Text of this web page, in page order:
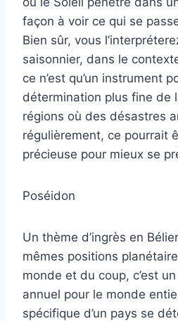
façon à voir ce qui se
Bien sûr, vous
saisonnier, dans le
ce n’est qu’un instrument
détermination plus fine de
régions où des désastres
régulièrement, ce pourrait
précieuse pour mieux se
Poséidon
Un thème d’ingrès en
mêmes positions
monde et du coup, c’est
annuel pour le monde
spécifique d’un pays se